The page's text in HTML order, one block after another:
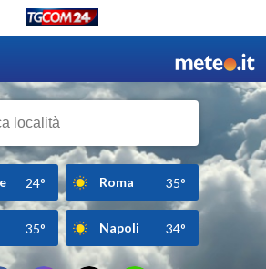
24° Roma 35°
35° Napoli 34°